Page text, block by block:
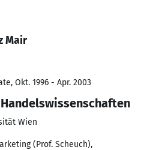
Mair
Okt. 1996 - Apr. 2003
Wien
(Prof. Scheuch),